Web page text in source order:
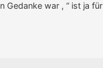
Gedanke war , “ ist ja für